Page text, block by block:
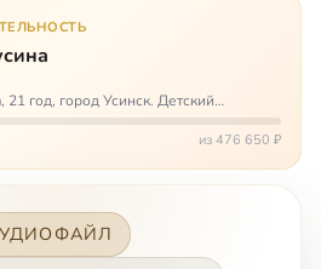
год, город Усинск. Детский
передвигается на ходунках или
требуется помощь, чтобы ногииз 476 650 ₽